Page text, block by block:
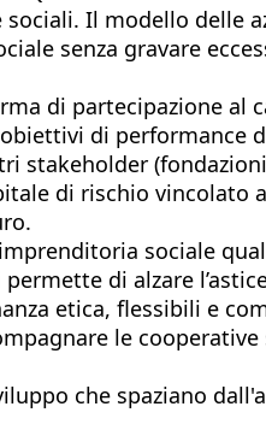
Il modello delle
senza gravare
di partecipazione al
di performance
stakeholder
di rischio vincolato
sociale
di alzare
etica, flessibili e
le cooperative
che spaziano